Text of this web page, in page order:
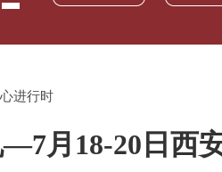
进行时
月18-20日西